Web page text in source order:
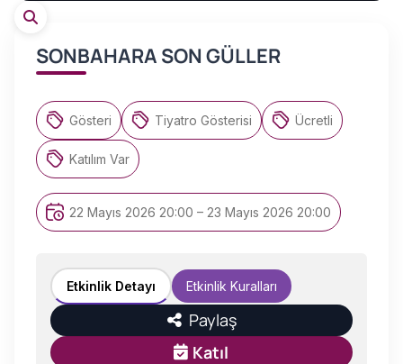
SONBAHARA SON GÜLLER
Gösteri Tiyatro Gösterisi Ücretli
Katılım Var
22 Mayıs 2026 20:00 – 23 Mayıs 2026 20:00
Etkinlik Detayı Etkinlik Kuralları
Paylaş
Katıl